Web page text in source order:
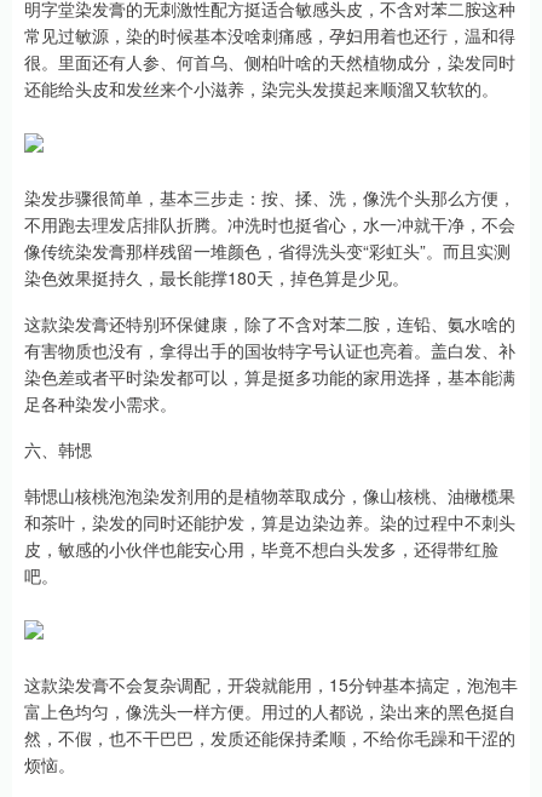
明字堂染发膏的无刺激性配方挺适合敏感头皮，不含对苯二胺这种
常见过敏源，染的时候基本没啥刺痛感，孕妇用着也还行，温和得
很。里面还有人参、何首乌、侧柏叶啥的天然植物成分，染发同时
还能给头皮和发丝来个小滋养，染完头发摸起来顺溜又软软的。
染发步骤很简单，基本三步走：按、揉、洗，像洗个头那么方便，
不用跑去理发店排队折腾。冲洗时也挺省心，水一冲就干净，不会
像传统染发膏那样残留一堆颜色，省得洗头变“彩虹头”。而且实测
染色效果挺持久，最长能撑180天，掉色算是少见。
这款染发膏还特别环保健康，除了不含对苯二胺，连铅、氨水啥的
有害物质也没有，拿得出手的国妆特字号认证也亮着。盖白发、补
染色差或者平时染发都可以，算是挺多功能的家用选择，基本能满
足各种染发小需求。
六、韩愢
韩愢山核桃泡泡染发剂用的是植物萃取成分，像山核桃、油橄榄果
和茶叶，染发的同时还能护发，算是边染边养。染的过程中不刺头
皮，敏感的小伙伴也能安心用，毕竟不想白头发多，还得带红脸
吧。
这款染发膏不会复杂调配，开袋就能用，15分钟基本搞定，泡泡丰
富上色均匀，像洗头一样方便。用过的人都说，染出来的黑色挺自
然，不假，也不干巴巴，发质还能保持柔顺，不给你毛躁和干涩的
烦恼。